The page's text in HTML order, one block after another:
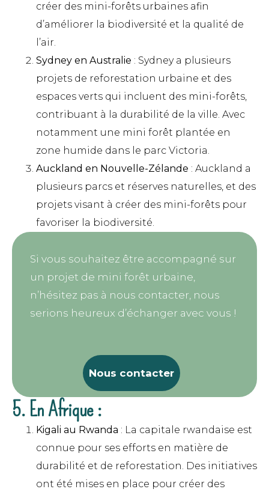
créer des mini-forêts urbaines afin
d’améliorer la biodiversité et la qualité de
l’air.
Sydney en Australie : Sydney a plusieurs
projets de reforestation urbaine et des
espaces verts qui incluent des mini-forêts,
contribuant à la durabilité de la ville. Avec
notamment une mini forêt plantée en
zone humide dans le parc Victoria.
Auckland en Nouvelle-Zélande : Auckland a
plusieurs parcs et réserves naturelles, et des
projets visant à créer des mini-forêts pour
favoriser la biodiversité.
Si vous souhaitez être accompagné sur
un projet de mini forêt urbaine,
n’hésitez pas à nous contacter, nous
serions heureux d’échanger avec vous !
Nous contacter
5. En Afrique :
Kigali au Rwanda : La capitale rwandaise est
connue pour ses efforts en matière de
durabilité et de reforestation. Des initiatives
ont été mises en place pour créer des